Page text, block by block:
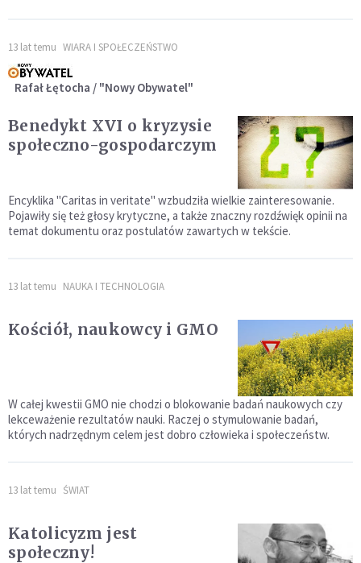
13 lat temu WIARA I SPOŁECZEŃSTWO
Rafał Łętocha / "Nowy Obywatel"
Benedykt XVI o kryzysie
społeczno-gospodarczym
Encyklika "Caritas in veritate" wzbudziła wielkie zainteresowanie.
Pojawiły się też głosy krytyczne, a także znaczny rozdźwięk opinii na
temat dokumentu oraz postulatów zawartych w tekście.
13 lat temu NAUKA I TECHNOLOGIA
Kościół, naukowcy i GMO
W całej kwestii GMO nie chodzi o blokowanie badań naukowych czy
lekceważenie rezultatów nauki. Raczej o stymulowanie badań,
których nadrzędnym celem jest dobro człowieka i społeczeństw.
13 lat temu ŚWIAT
Katolicyzm jest
społeczny!